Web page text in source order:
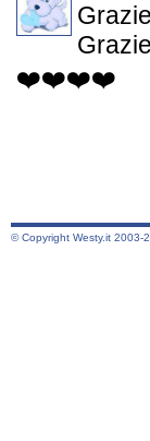
❤️❤️❤️❤️
© Copyright Westy.it 2003-